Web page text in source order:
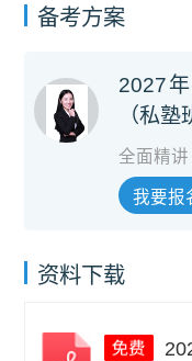
备考方案
2027
（私塾
全面精讲
我要报
资料下载